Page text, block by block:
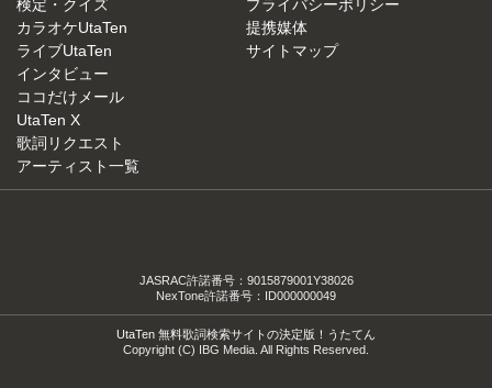
検定・クイズ
カラオケUtaTen
ライブUtaTen
インタビュー
ココだけメール
UtaTen X
歌詞リクエスト
アーティスト一覧
プライバシーポリシー
提携媒体
サイトマップ
JASRAC許諾番号：9015879001Y38026
NexTone許諾番号：ID000000049
UtaTen 無料歌詞検索サイトの決定版！うたてん
Copyright (C) IBG Media. All Rights Reserved.